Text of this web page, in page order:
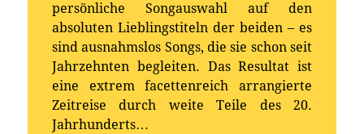
persönliche Songauswahl auf den
absoluten Lieblingstiteln der beiden – es
sind ausnahmslos Songs, die sie schon seit
Jahrzehnten begleiten. Das Resultat ist
eine extrem facettenreich arrangierte
Zeitreise durch weite Teile des 20.
Jahrhunderts…